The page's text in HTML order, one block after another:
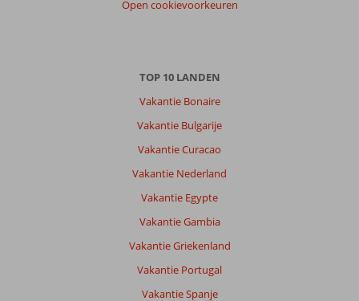
Open cookievoorkeuren
TOP 10 LANDEN
Vakantie Bonaire
Vakantie Bulgarije
Vakantie Curacao
Vakantie Nederland
Vakantie Egypte
Vakantie Gambia
Vakantie Griekenland
Vakantie Portugal
Vakantie Spanje